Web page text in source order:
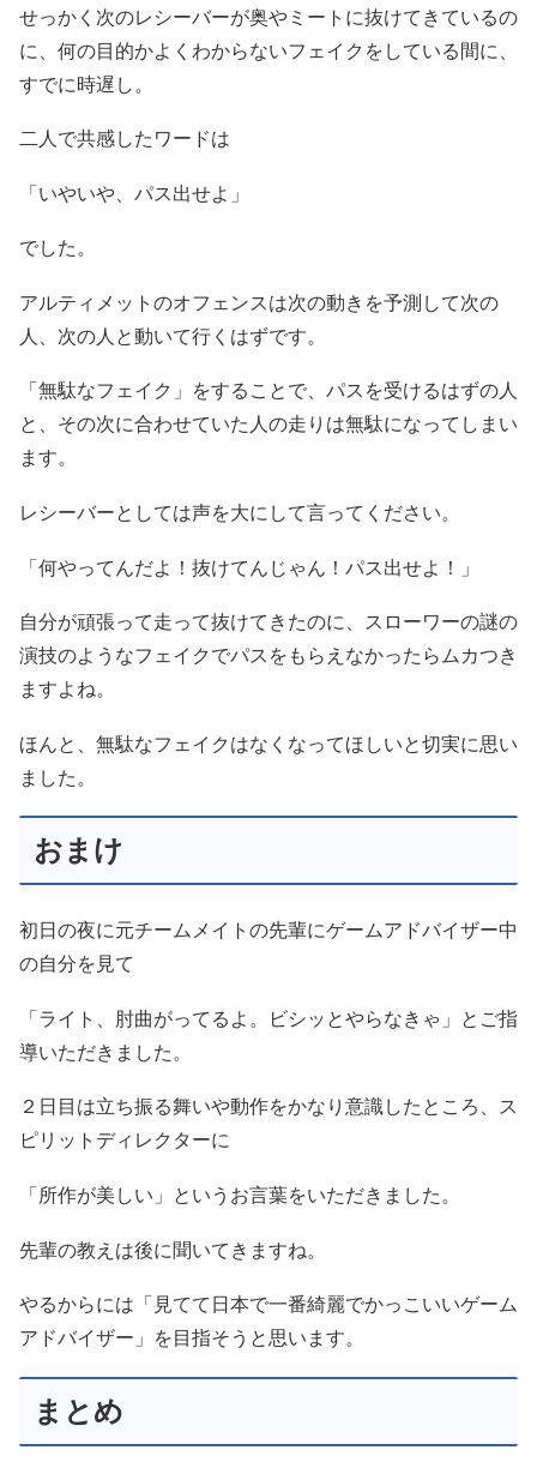
せっかく次のレシーバーが奥やミートに抜けてきているの
に、何の目的かよくわからないフェイクをしている間に、
すでに時遅し。
二人で共感したワードは
「いやいや、パス出せよ」
でした。
アルティメットのオフェンスは次の動きを予測して次の
人、次の人と動いて行くはずです。
「無駄なフェイク」をすることで、パスを受けるはずの人
と、その次に合わせていた人の走りは無駄になってしまい
ます。
レシーバーとしては声を大にして言ってください。
「何やってんだよ！抜けてんじゃん！パス出せよ！」
自分が頑張って走って抜けてきたのに、スローワーの謎の
演技のようなフェイクでパスをもらえなかったらムカつき
ますよね。
ほんと、無駄なフェイクはなくなってほしいと切実に思い
ました。
おまけ
初日の夜に元チームメイトの先輩にゲームアドバイザー中
の自分を見て
「ライト、肘曲がってるよ。ビシッとやらなきゃ」とご指
導いただきました。
２日目は立ち振る舞いや動作をかなり意識したところ、ス
ピリットディレクターに
「所作が美しい」というお言葉をいただきました。
先輩の教えは後に聞いてきますね。
やるからには「見てて日本で一番綺麗でかっこいいゲーム
アドバイザー」を目指そうと思います。
まとめ